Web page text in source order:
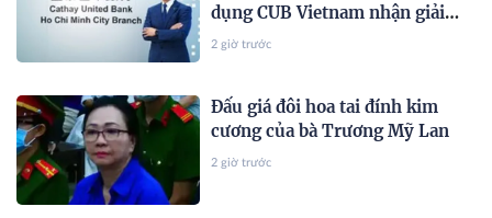
dụng CUB Vietnam nhận giải
thưởng quốc tế
2 giờ trước
Đấu giá đôi hoa tai đính kim
cương của bà Trương Mỹ Lan
2 giờ trước